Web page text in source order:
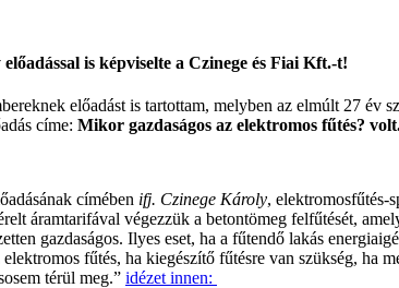
is képviselte a Czinege és Fiai Kft.-t!
előadást is tartottam, melyben az elmúlt 27 év
címe: Mikor gazdaságos az elektromos fűtés?
címében ifj. Czinege Károly, elektromosfűtés-
áramtarifával végezzük a betontömeg felfűtését,
gazdaságos. Ilyes eset, ha a fűtendő lakás
fűtés, ha kiegészítő fűtésre van szükség, ha
térül meg.” idézet innen: